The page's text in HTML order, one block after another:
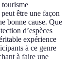
tourisme
être une façon
bonne cause. Que
d’espèces
expérience
à ce genre
à faire une